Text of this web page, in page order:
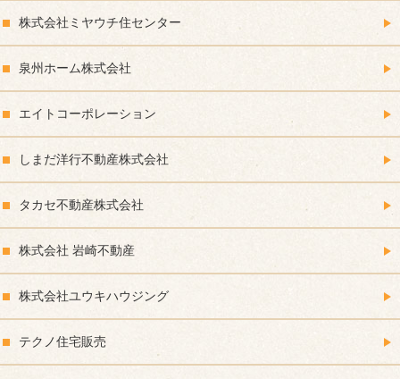
株式会社ミヤウチ住センター
泉州ホーム株式会社
エイトコーポレーション
しまだ洋行不動産株式会社
タカセ不動産株式会社
株式会社 岩崎不動産
株式会社ユウキハウジング
テクノ住宅販売